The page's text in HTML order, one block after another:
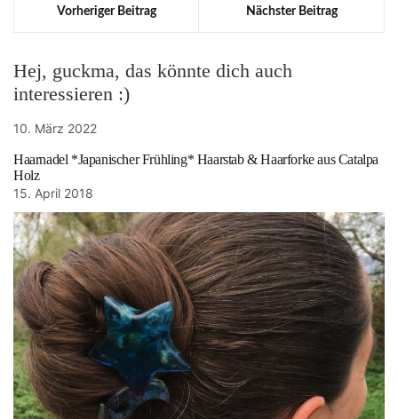
Vorheriger Beitrag Nächster Beitrag
Hej, guckma, das könnte dich auch
interessieren :)
10. März 2022
Haarnadel *Japanischer Frühling* Haarstab & Haarforke aus Catalpa
Holz
15. April 2018